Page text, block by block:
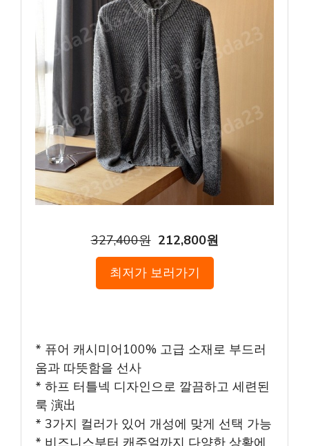
327,400원 212,800원
최저가 보러가기
* 퓨어 캐시미어100% 고급 소재로 부드러
움과 따뜻함을 선사
* 하프 터틀넥 디자인으로 깔끔하고 세련된
룩 演出
* 3가지 컬러가 있어 개성에 맞게 선택 가능
* 비즈니스부터 캐주얼까지 다양한 상황에